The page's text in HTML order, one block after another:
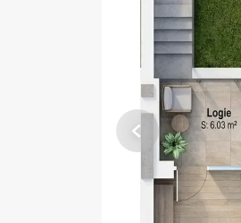
Previous